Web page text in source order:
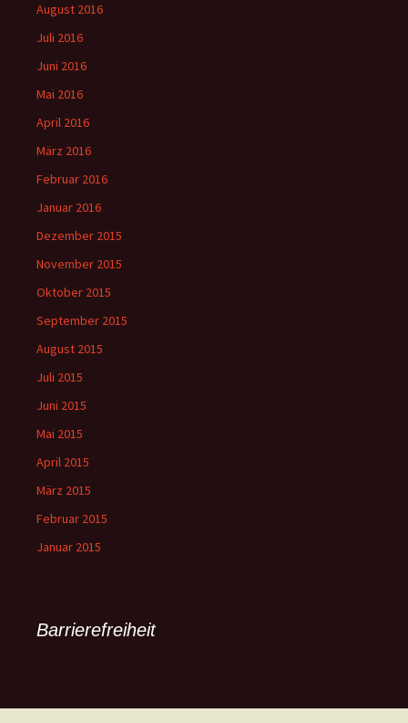
August 2016
Juli 2016
Juni 2016
Mai 2016
April 2016
März 2016
Februar 2016
Januar 2016
Dezember 2015
November 2015
Oktober 2015
September 2015
August 2015
Juli 2015
Juni 2015
Mai 2015
April 2015
März 2015
Februar 2015
Januar 2015
Barrierefreiheit